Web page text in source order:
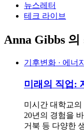
뉴스레터
테크 라이브
Anna Gibbs 의
기후변화 · 에너지
미래의 직업:
미시간 대학교
20년의 경험을
거북 등 다양한